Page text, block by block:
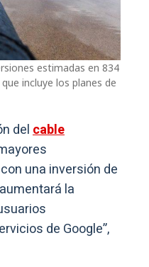
estimadas en 834
incluye los planes de
delcable
una inversión de
la
de Google”,